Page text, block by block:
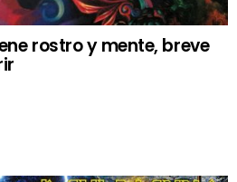
rostro y mente, breve